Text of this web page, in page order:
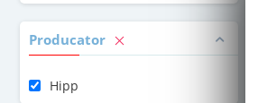
Producator
Hipp